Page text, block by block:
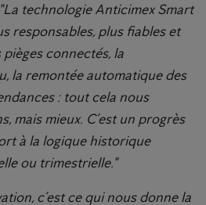
"La technologie Anticimex Smart
responsables, plus fiables et
connectés, la
la remontée automatique des
: tout cela nous
mais mieux. C’est un progrès
à la logique historique
ou trimestrielle."
c’est ce qui nous donne la